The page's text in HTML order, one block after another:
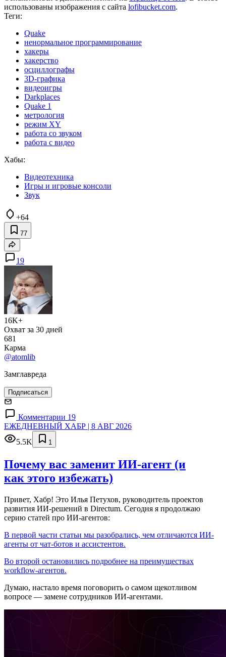
использованы изображения с сайта lofibucket.com.
Теги:
Quake
ненормальное программирование
хакеры
хакерство
осциллографы
3D-графика
видеоигры
Darkplaces
Quake 1
метрология
режим XY
работа со звуком
работа с видео
Хабы:
Видеотехника
Игры и игровые консоли
Звук
+64
77
19
16K+
Охват за 30 дней
681
Карма
@atomlib
Замглавреда
Подписаться
Комментарии 19
ЕЖЕДНЕВНЫЙ ХАБР | 8 АВГ 2026
5.5K
1
Почему вас заменит ИИ‑агент (и
как этого избежать)
Привет, Хабр! Это Илья Петухов, руководитель проектов
развития ИИ-решений в Directum. Сегодня я продолжаю
серию статей про ИИ-агентов:
В первой части статьи мы разобрались, чем отличаются ИИ-
агенты от чат-ботов и ассистентов.
Во второй остановились подробнее на преимуществах
workflow-агентов.
Думаю, настало время поговорить о самом щекотливом
вопросе — замене сотрудников ИИ-агентами.